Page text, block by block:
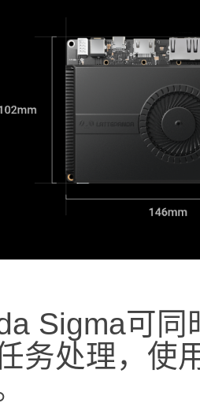
Sigma可
务处理，使